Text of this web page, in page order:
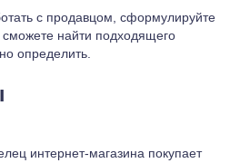
с продавцом, сформулируйте
найти подходящего
определить.
интернет-магазина покупает